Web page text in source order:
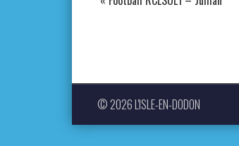
© 2026 L'ISLE-EN-DODON